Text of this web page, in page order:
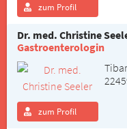
zum Profil
Dr. med. Christine
Gastroenterologin
zum Profil